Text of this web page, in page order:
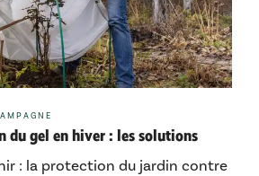
du gel en hiver : les solutions
: la protection du jardin contre